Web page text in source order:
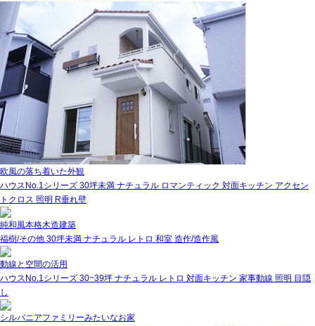
欧風の落ち着いた外観
ハウスNo.1シリーズ 30坪未満 ナチュラル ロマンティック 対面キッチン アクセン
トクロス 照明 R垂れ壁
純和風本格木造建築
福樹/その他 30坪未満 ナチュラル レトロ 和室 造作/造作風
動線と空間の活用
ハウスNo.1シリーズ 30~39坪 ナチュラル レトロ 対面キッチン 家事動線 照明 目隠
し
シルバニアファミリーみたいなお家